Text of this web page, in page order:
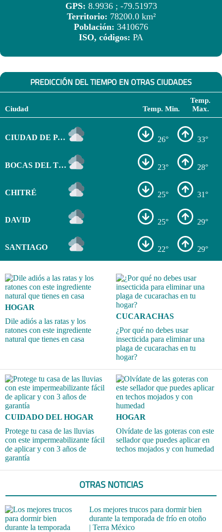
GPS: 8.9936 ; -79.51973
Territorio: 78200.0 km²
Población: 3410676
ISO, códigos: PA
PREDICCIÓN DEL TIEMPO EN OTRAS CIUDADES
Ciudad Temp. Min.
Temp.
Max.
CIUDAD DE PANAMÁ 26° 33°
BOCAS DEL TORO 23° 28°
CHITRÉ 25° 31°
DAVID 25° 29°
SANTIAGO 22° 29°
HOGAR
Dile adiós a las ratas y los
ratones con este ingrediente
natural que tienes en casa
CUCARACHAS
¿Por qué no debes usar
insecticida para eliminar una
plaga de cucarachas en tu
hogar?
CUIDADO DEL HOGAR
Protege tu casa de las lluvias
con este impermeabilizante fácil
de aplicar y con 3 años de
garantía
HOGAR
Olvídate de las goteras con este
sellador que puedes aplicar en
techos mojados y con humedad
OTRAS NOTICIAS
Los mejores trucos para dormir bien
durante la temporada de frío en otoño
| Terra México